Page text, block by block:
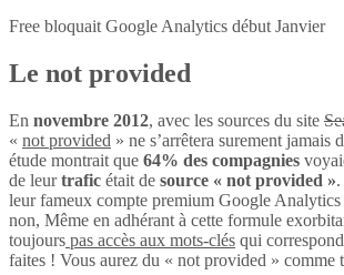
Free bloquait Google Analytics début Janvier
Le not provided
En novembre 2012, avec les sources du site
« not provided » ne s’arrêtera surement jamais
étude montrait que 64% des compagnies
de leurtrafic était de source « not provided »
leur fameux compte premium Google Analytics
non, Même en adhérant à cette formule
toujours pas accès aux mots-clés qui
faites ! Vous aurez du « not provided » comme